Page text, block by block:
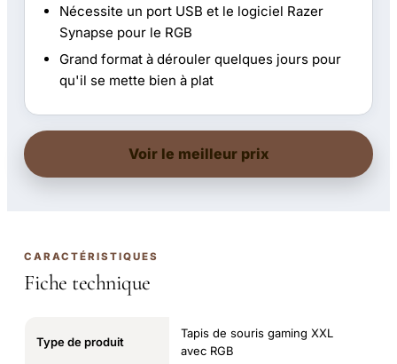
Nécessite un port USB et le logiciel Razer
Synapse pour le RGB
Grand format à dérouler quelques jours pour
qu'il se mette bien à plat
Voir le meilleur prix
CARACTÉRISTIQUES
Fiche technique
Type de produit
Tapis de souris gaming XXL
avec RGB